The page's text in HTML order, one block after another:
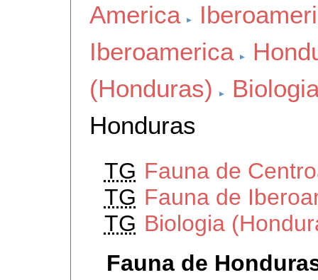
America
Iberoamerica
(Honduras)
Honduras
TG Fauna de
TG Fauna de
TG Biologia
Fauna de